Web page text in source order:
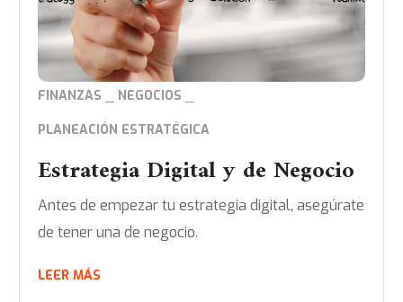
FINANZAS
NEGOCIOS
PLANEACIÓN ESTRATÉGICA
Estrategia Digital y de Negocio
Antes de empezar tu estrategia digital, asegúrate
de tener una de negocio.
LEER MÁS